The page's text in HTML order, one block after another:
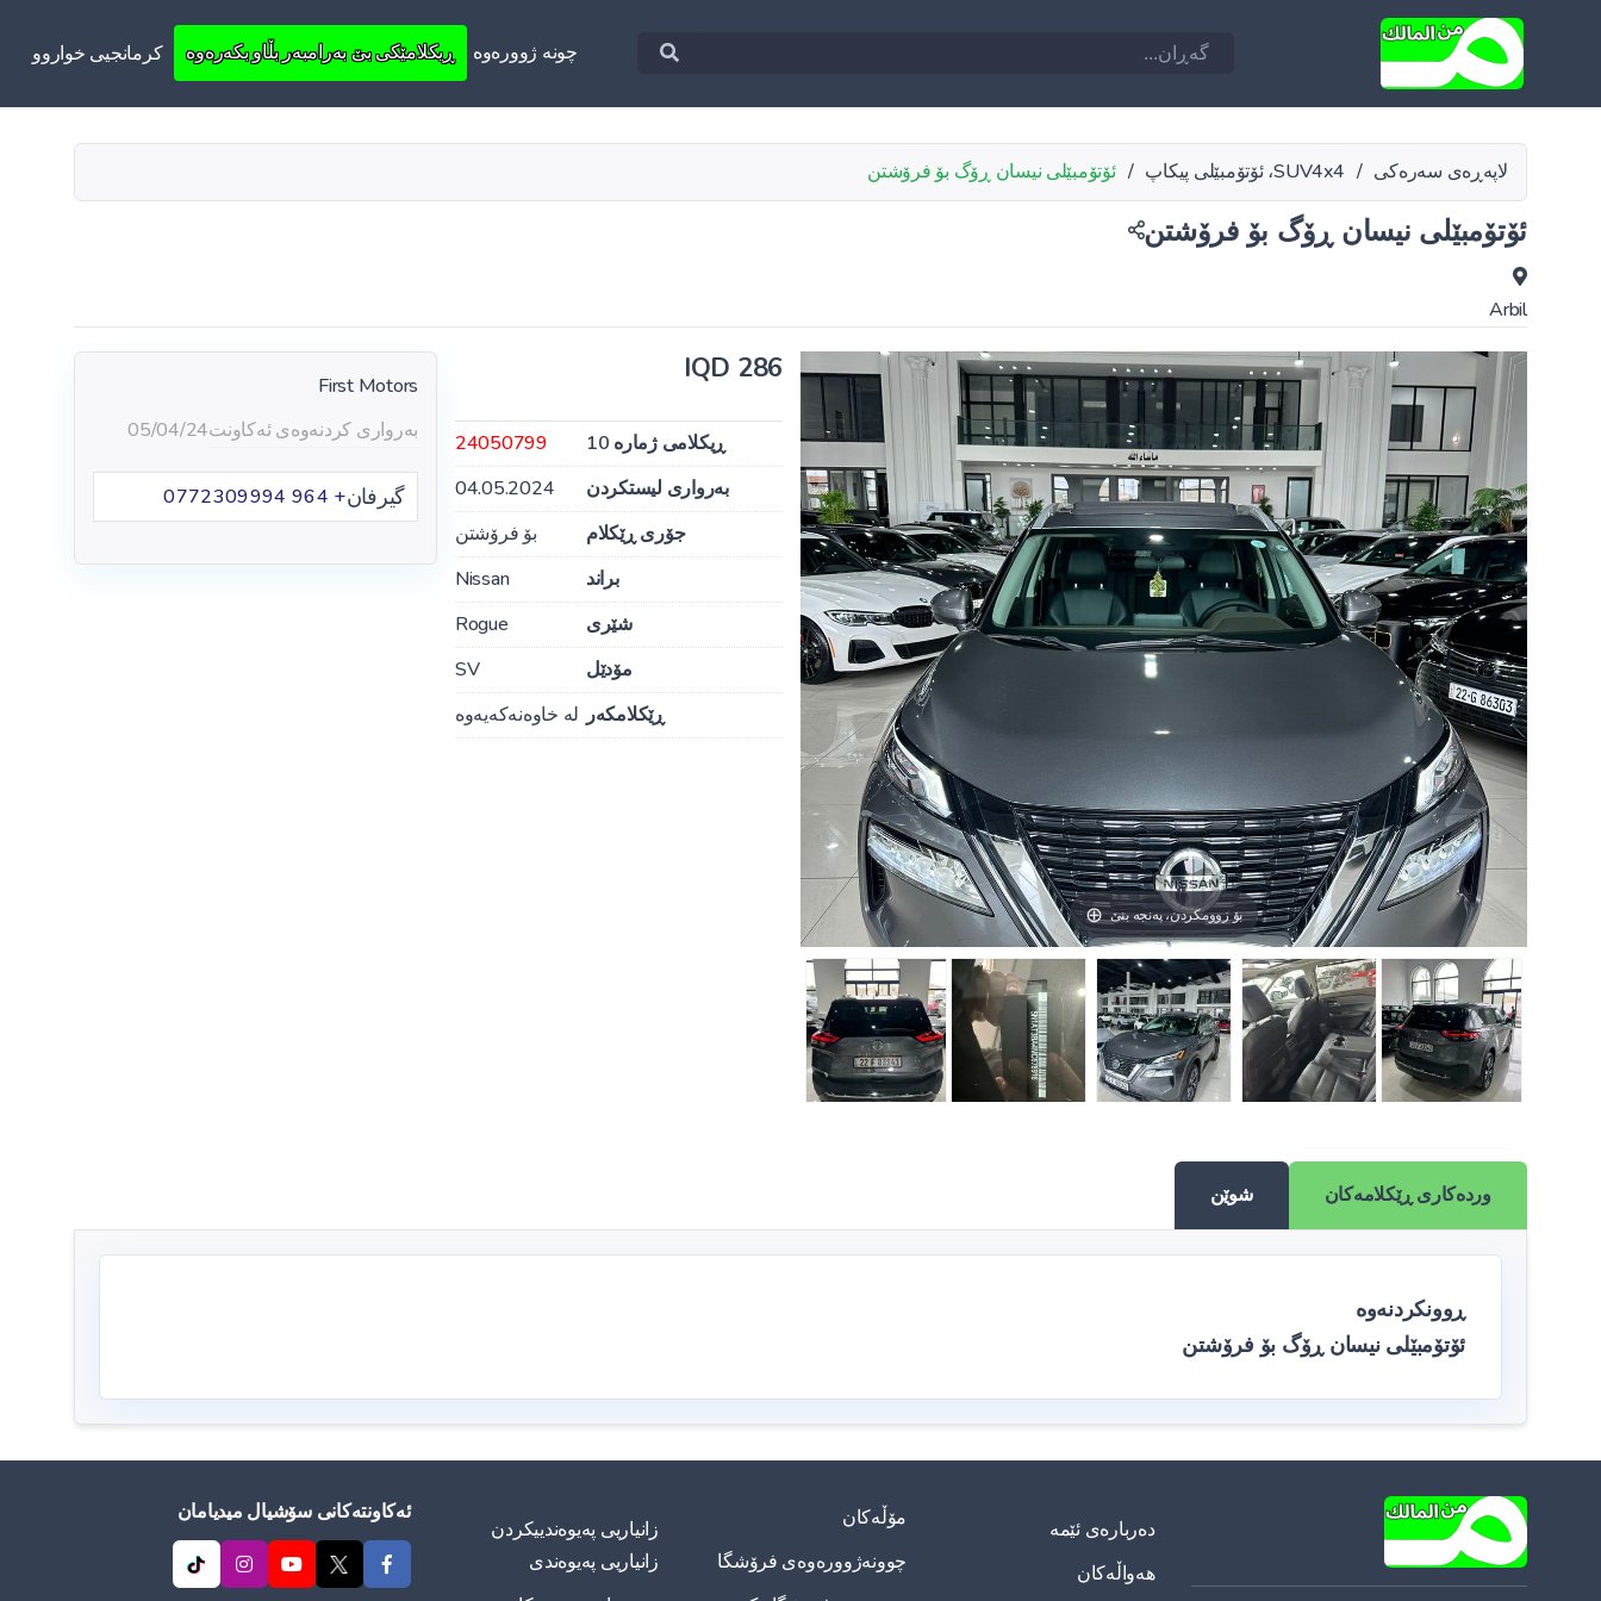
چونه‌ ژووره‌وه‌ ڕیکلامێکی بێ بەرامبەر بڵاو بکەرەوە کرمانجیی خواروو
لاپەڕەی سەرەکی / SUV4x4، ئۆتۆمبێلی پیکاپ / ئۆتۆمبێلی نیسان ڕۆگ بۆ فرۆشتن
ئۆتۆمبێلی نیسان ڕۆگ بۆ فرۆشتن
Arbil
بۆ زوومکردن، پەنجە بنێ
286 IQD
ڕیکلامی ژمارە 10
24050799
بەرواری لیستکردن
04.05.2024
جۆری ڕێکلام
بۆ فرۆشتن
براند
Nissan
شێری
Rogue
مۆدێل
SV
ڕێکلامکەر لە خاوەنەکەیەوە
First Motors
بەرواری کردنەوەی ئەکاونت05/04/24
گیرفان+ 964 0772309994
وردەکاری ڕێکلامەکان شوێن
ڕوونکردنەوە
ئۆتۆمبێلی نیسان ڕۆگ بۆ فرۆشتن
دەربارەی ئێمە
هەواڵەکان
مۆڵەکان
چوونەژوورەوەی فرۆشگا
زانیاریی په‌یوه‌ندییكردن
زانیاریی په‌یوه‌ندی
ئەکاونتەکانی سۆشیال میدیامان